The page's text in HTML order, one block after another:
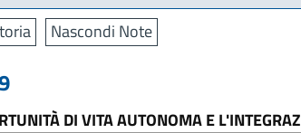
Nascondi Note
DI VITA AUTONOMA E